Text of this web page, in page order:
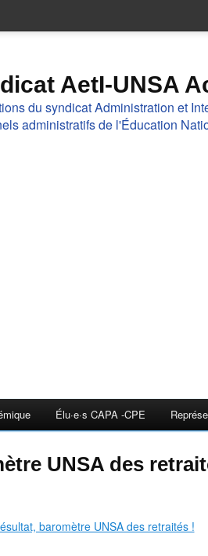
AetI-UNSA
du syndicat Administration et
administratifs de l'Éducation
Élu·e·s CAPA -CPE
UNSA des